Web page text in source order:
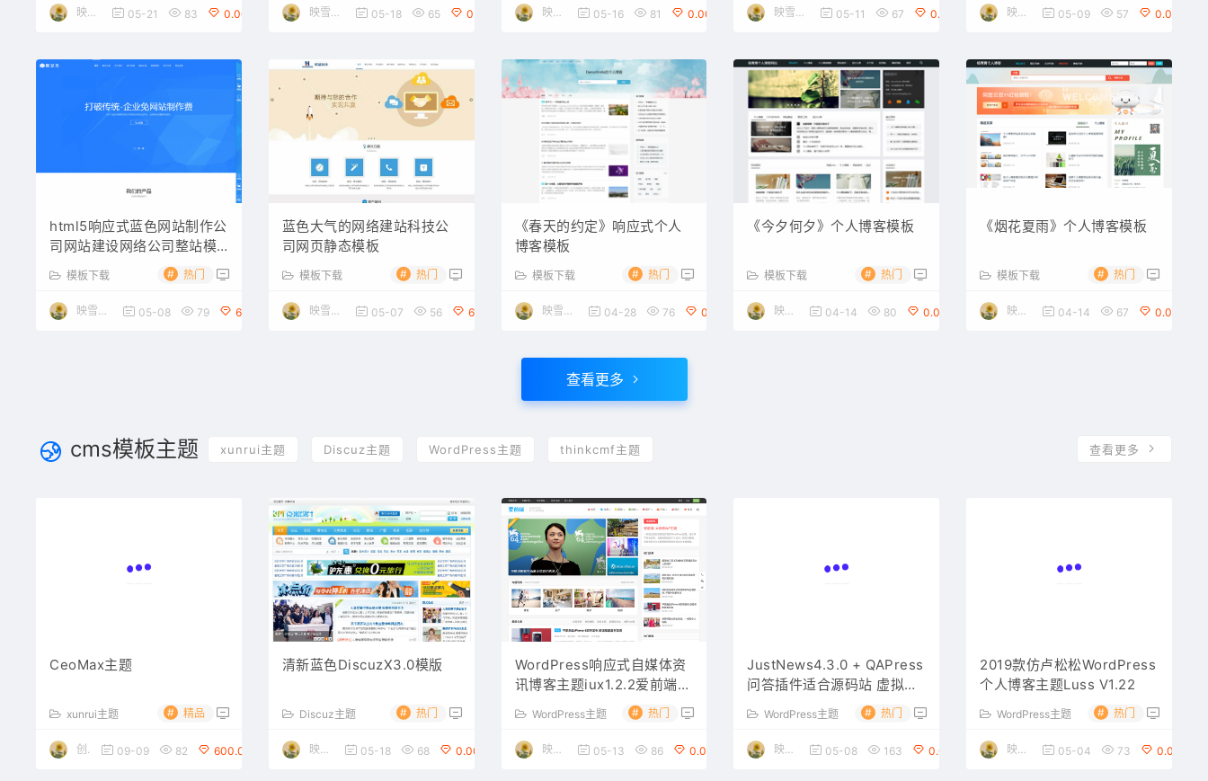
05-21 83 0.00 05-18 65 0.00 映雪博客 05-16 81 0.00 05-11 67 0.00 05-09 57 0.00
html5响应式蓝色网站制作公
司网站建设网络公司整站模
模板下载 # 热门
05-08 79 6.00
蓝色大气的网络建站科技公
司网页静态模板
模板下载 # 热门
05-07 56 6.00
《春天的约定》响应式个人
博客模板
模板下载 # 热门
04-28 76 0.00
《今夕何夕》个人博客模板
模板下载 # 热门
04-14 80 0.00
《烟花夏雨》个人博客模板
模板下载 # 热门
04-14 67 0.00
查看更多
cms模板主题 xunrui主题 Discuz主题 WordPress主题 thinkcmf主题 查看更多
CeoMax主题
xunrui主题 # 精品
09-09 82 600.00
清新蓝色DiscuzX3.0模版
Discuz主题 # 热门
映雪博客 05-18 68 0.00
WordPress响应式自媒体资
讯博客主题iux1.2.2爱前端主
WordPress主题 # 热门
映雪博客 05-13 86 0.00
JustNews4.3.0 + QAPress
问答插件适合源码站 虚拟资
源站个人博客 WordPress主
题
WordPress主题 # 热门
05-08 163 0.00
2019款仿卢松松WordPress
个人博客主题Luss V1.22
WordPress主题 # 热门
05-04 73 0.00